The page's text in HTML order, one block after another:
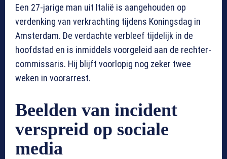
Een 27-jarige man uit Italië is aangehouden op
verdenking van verkrachting tijdens Koningsdag in
Amsterdam. De verdachte verbleef tijdelijk in de
hoofdstad en is inmiddels voorgeleid aan de rechter-
commissaris. Hij blijft voorlopig nog zeker twee
weken in voorarrest.
Beelden van incident
verspreid op sociale
media